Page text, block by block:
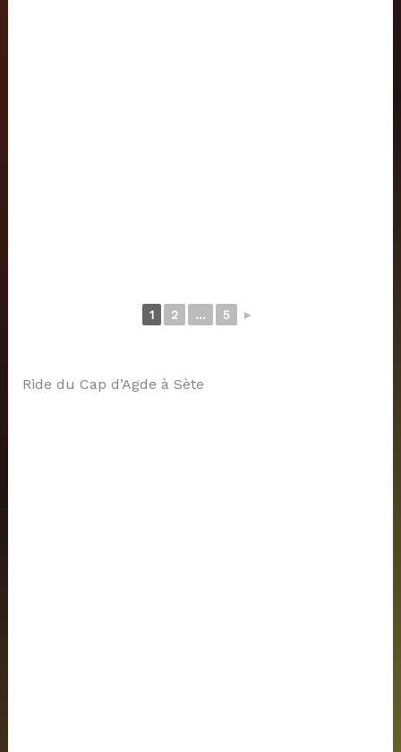
1 2 ... 5 ►
Ride du Cap d’Agde à Sète